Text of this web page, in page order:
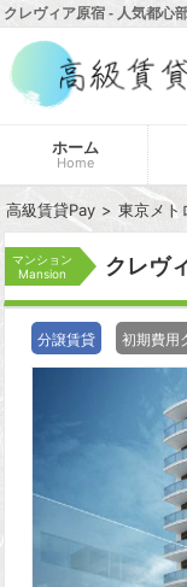
クレヴィア原宿 - 人気都心
ホーム
Home
高級賃貸Pay 東京メト
マンション
Mansion
クレヴ
分譲賃貸 初期費用